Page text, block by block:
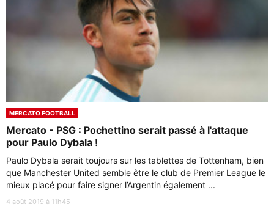
MERCATO FOOTBALL
Mercato - PSG : Pochettino serait passé à l'attaque
pour Paulo Dybala !
Paulo Dybala serait toujours sur les tablettes de Tottenham, bien
que Manchester United semble être le club de Premier League le
mieux placé pour faire signer l’Argentin également ...
4 août 2019 à 11h45